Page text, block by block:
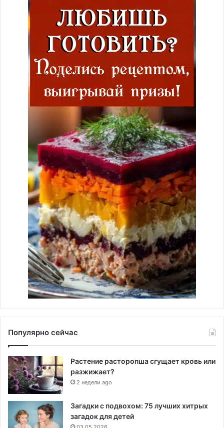
Популярно сейчас
Растение расторопша сгущает кровь или
разжижает?
2 недели ago
Загадки с подвохом: 75 лучших хитрых
загадок для детей